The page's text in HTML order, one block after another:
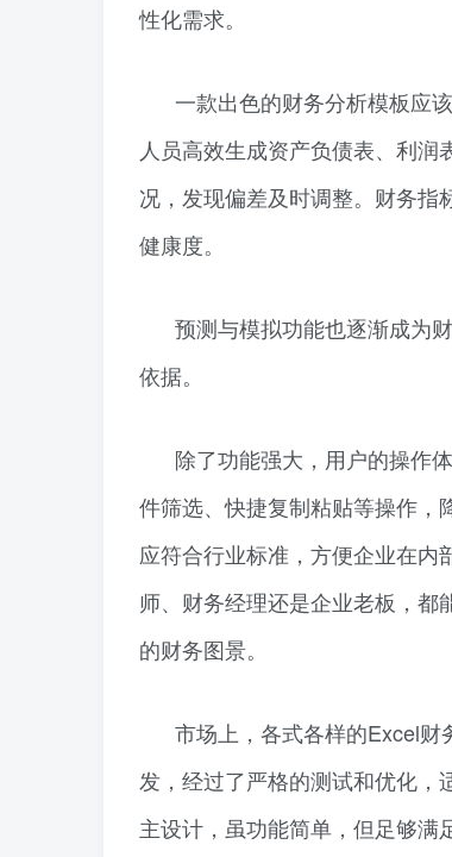
性化需求。
一款出色的财务分析模板应
人员高效生成资产负债表、利
况，发现偏差及时调整。财务指
健康度。
预测与模拟功能也逐渐成为
依据。
除了功能强大，用户的操作
件筛选、快捷复制粘贴等操作，
应符合行业标准，方便企业在
师、财务经理还是企业老板，
的财务图景。
市场上，各式各样的Excel
发，经过了严格的测试和优化，
主设计，虽功能简单，但足够满